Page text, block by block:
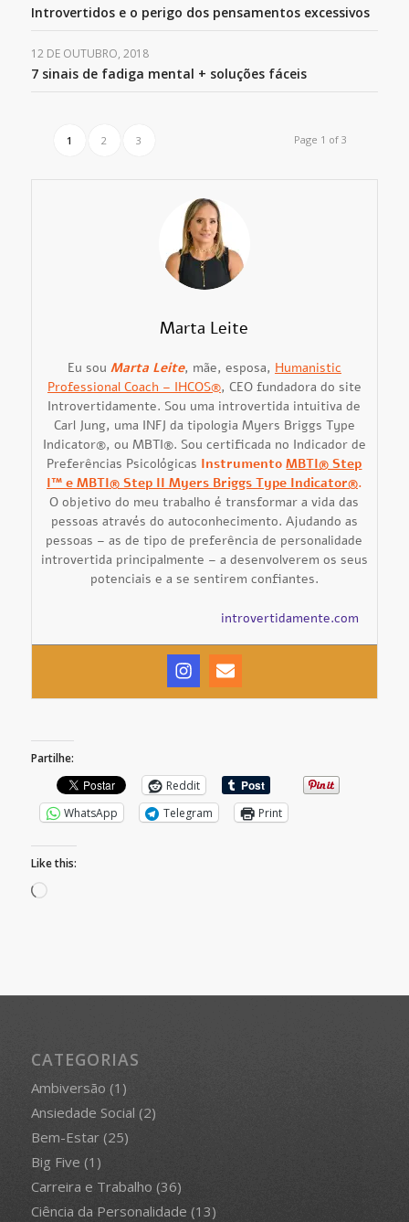
Introvertidos e o perigo dos pensamentos excessivos
12 DE OUTUBRO, 2018
7 sinais de fadiga mental + soluções fáceis
Page 1 of 3
1 2 3
Marta Leite
Eu sou Marta Leite, mãe, esposa, Humanistic
Professional Coach – IHCOS®, CEO fundadora do site
Introvertidamente. Sou uma introvertida intuitiva de
Carl Jung, uma INFJ da tipologia Myers Briggs Type
Indicator®, ou MBTI®. Sou certificada no Indicador de
Preferências Psicológicas InstrumentoMBTI® Step
I™ e MBTI® Step II Myers Briggs Type Indicator®.
O objetivo do meu trabalho é transformar a vida das
pessoas através do autoconhecimento. Ajudando as
pessoas – as de tipo de preferência de personalidade
introvertida principalmente – a desenvolverem os seus
potenciais e a se sentirem confiantes.
introvertidamente.com
Partilhe:
Reddit
WhatsApp
Telegram Print
Like this:
Loading…
CATEGORIAS
Ambiversão (1)
Ansiedade Social (2)
Bem-Estar(25)
Big Five (1)
Carreira e Trabalho (36)
Ciência da Personalidade (13)